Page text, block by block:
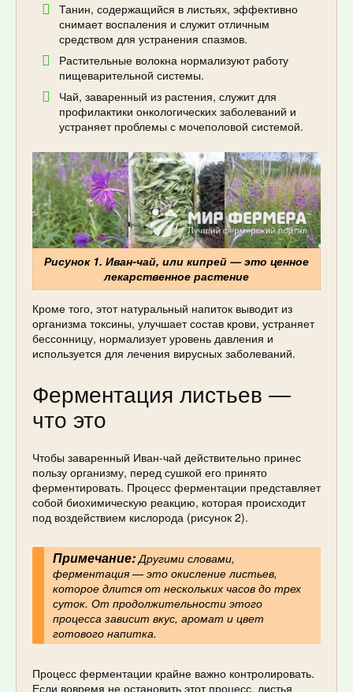
Танин, содержащийся в листьях, эффективно
снимает воспаления и служит отличным
средством для устранения спазмов.
Растительные волокна нормализуют работу
пищеварительной системы.
Чай, заваренный из растения, служит для
профилактики онкологических заболеваний и
устраняет проблемы с мочеполовой системой.
Рисунок 1. Иван-чай, или кипрей — это ценное
лекарственное растение
Кроме того, этот натуральный напиток выводит из
организма токсины, улучшает состав крови, устраняет
бессонницу, нормализует уровень давления и
используется для лечения вирусных заболеваний.
Ферментация листьев —
что это
Чтобы заваренный Иван-чай действительно принес
пользу организму, перед сушкой его принято
ферментировать. Процесс ферментации представляет
собой биохимическую реакцию, которая происходит
под воздействием кислорода (рисунок 2).
Примечание:Другими словами,
ферментация — это окисление листьев,
которое длится от нескольких часов до трех
суток. От продолжительности этого
процесса зависит вкус, аромат и цвет
готового напитка.
Процесс ферментации крайне важно контролировать.
Если вовремя не остановить этот процесс, листья